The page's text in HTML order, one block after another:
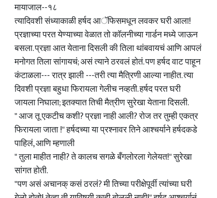
मायाजाल--१८
त्यादिवशी संध्याकाळी हर्षद आॅफिसमधून लवकर घरी आला!
प्रज्ञाच्या परत येण्याच्या वेळात तो कॉलनीच्या गार्डन मध्ये जाऊन
बसला. प्रज्ञा आत येताना दिसली की तिला थांबवायचं आणि आपलं
मनोगत तिला सांगायचं; असं त्याने ठरवलं होतं. पण हर्षद वाट पाहून
कंटाळला--- रात्र झाली ---तरी त्या मैत्रिणी आल्या नाहीत. त्या
दिवशी प्रज्ञा बहुधा फिरायला गेलीच नव्हती. हर्षद परत घरी
जायला निघाला; इतक्यात तिची मैत्रीण सुरेखा येताना दिसली.
" आज तू एकटीच कशी? प्रज्ञा नाही आली? रोज तर तुम्ही एकत्र
फिरायला जाता !" हर्षदच्या या प्रश्नावर तिने आश्चर्याने हर्षदकडे
पाहिलं, आणि म्हणाली
" तुला माहीत नाही? ते कालच सगळे बँगलोरला गेलेयत!" सुरेखा
सांगत होती.
"पण असं अचानक् कसं ठरलं? मी तिच्या परीक्षेपूर्वी त्यांच्या घरी